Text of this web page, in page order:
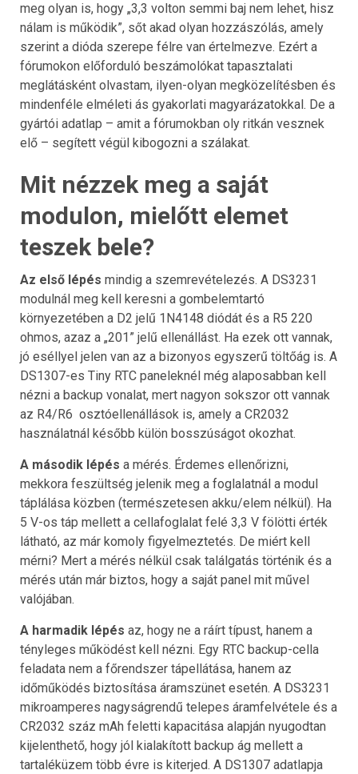
meg olyan is, hogy „3,3 volton semmi baj nem lehet, hisz
nálam is működik”, sőt akad olyan hozzászólás, amely
szerint a dióda szerepe félre van értelmezve. Ezért a
fórumokon előforduló beszámolókat tapasztalati
meglátásként olvastam, ilyen-olyan megközelítésben és
mindenféle elméleti ás gyakorlati magyarázatokkal. De a
gyártói adatlap – amit a fórumokban oly ritkán vesznek
elő – segített végül kibogozni a szálakat.
Mit nézzek meg a saját
modulon, mielőtt elemet
teszek bele?
Az első lépés mindig a szemrevételezés. A DS3231
modulnál meg kell keresni a gombelemtartó
környezetében a D2 jelű 1N4148 diódát és a R5 220
ohmos, azaz a „201” jelű ellenállást. Ha ezek ott vannak,
jó eséllyel jelen van az a bizonyos egyszerű töltőág is. A
DS1307-es Tiny RTC paneleknél még alaposabban kell
nézni a backup vonalat, mert nagyon sokszor ott vannak
az R4/R6 osztóellenállások is, amely a CR2032
használatnál később külön bosszúságot okozhat.
A második lépés a mérés. Érdemes ellenőrizni,
mekkora feszültség jelenik meg a foglalatnál a modul
táplálása közben (természetesen akku/elem nélkül). Ha
5 V-os táp mellett a cellafoglalat felé 3,3 V fölötti érték
látható, az már komoly figyelmeztetés. De miért kell
mérni? Mert a mérés nélkül csak találgatás történik és a
mérés után már biztos, hogy a saját panel mit művel
valójában.
A harmadik lépés az, hogy ne a ráírt típust, hanem a
tényleges működést kell nézni. Egy RTC backup-cella
feladata nem a főrendszer tápellátása, hanem az
időműködés biztosítása áramszünet esetén. A DS3231
mikroamperes nagyságrendű telepes áramfelvétele és a
CR2032 száz mAh feletti kapacitása alapján nyugodtan
kijelenthető, hogy jól kialakított backup ág mellett a
tartaléküzem több évre is kiterjed. A DS1307 adatlapja